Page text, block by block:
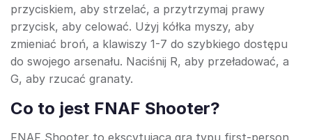
przyciskiem, aby strzelać, a przytrzymaj prawy
przycisk, aby celować. Użyj kółka myszy, aby
zmieniać broń, a klawiszy 1-7 do szybkiego dostępu
do swojego arsenału. Naciśnij R, aby przeładować, a
G, aby rzucać granaty.
Co to jest FNAF Shooter?